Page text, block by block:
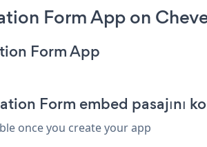
Form App on
Form App
Form embed pasajını
once you create your app